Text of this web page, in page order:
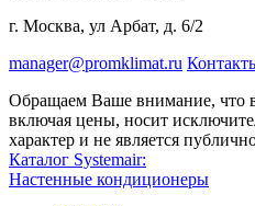
г. Москва, ул Арбат, д. 6/2
manager@promklimat.ru
Обращаем Ваше внимание, что
включая цены, носит
характер и не является
Каталог Systemair:
Настенные кондиционеры